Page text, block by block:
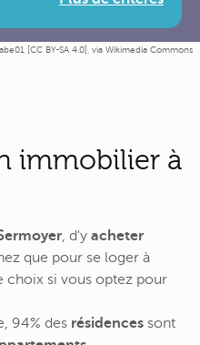
[CC BY-SA 4.0], via Wikimedia Commons
immobilier à
, d'y acheter
que pour se loger à
choix si vous optez pour
94% des résidences sont